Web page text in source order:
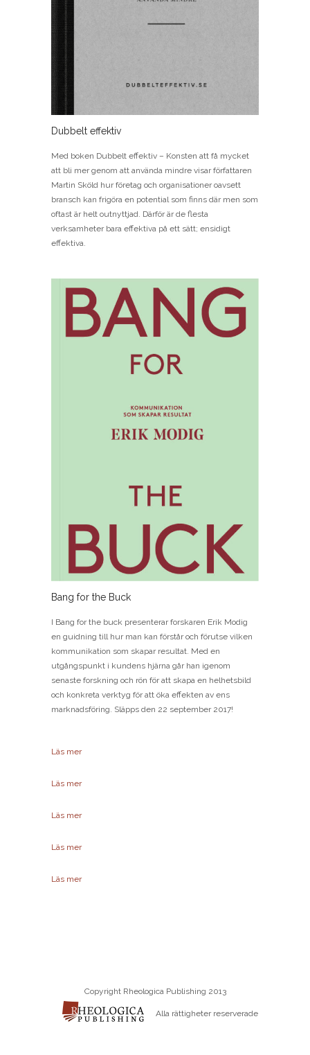
Dubbelt effektiv
Med boken Dubbelt effektiv – Konsten att få mycket
att bli mer genom att använda mindre visar författaren
Martin Sköld hur företag och organisationer oavsett
bransch kan frigöra en potential som finns där men som
oftast är helt outnyttjad. Därför är de flesta
verksamheter bara effektiva på ett sätt; ensidigt
effektiva.
Bang for the Buck
I Bang for the buck presenterar forskaren Erik Modig
en guidning till hur man kan förstår och förutse vilken
kommunikation som skapar resultat. Med en
utgångspunkt i kundens hjärna går han igenom
senaste forskning och rön för att skapa en helhetsbild
och konkreta verktyg för att öka effekten av ens
marknadsföring. Släpps den 22 september 2017!
Läs mer
Läs mer
Läs mer
Läs mer
Läs mer
Copyright Rheologica Publishing 2013
Alla rättigheter reserverade